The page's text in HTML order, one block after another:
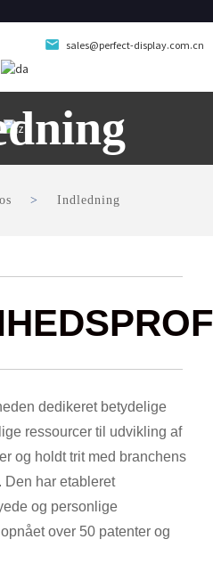
sales@perfect-display.com.cn
Indledning
dedikeret betydelige
ressourcer til udvikling af
og holdt trit med branchens
Den har etableret
og personlige
over 50 patenter og